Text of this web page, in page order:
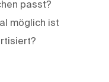
passt?
möglich ist